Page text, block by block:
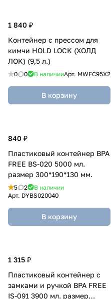
1 840 ₽
Контейнер с прессом для
кимчи HOLD LOCK (ХОЛД
ЛОК) (9,5 л.)
0 0 В наличииАрт. MWFC95X2
В корзину
840 ₽
Пластиковый контейнер BPA
FREE BS-020 5000 мл.
размер 300*190*130 мм.
5 2
В наличии
Арт. DYBS020040
В корзину
1 315 ₽
Пластиковый контейнер с
замками и ручкой BPA FREE
IS-091 3900 мл. размер